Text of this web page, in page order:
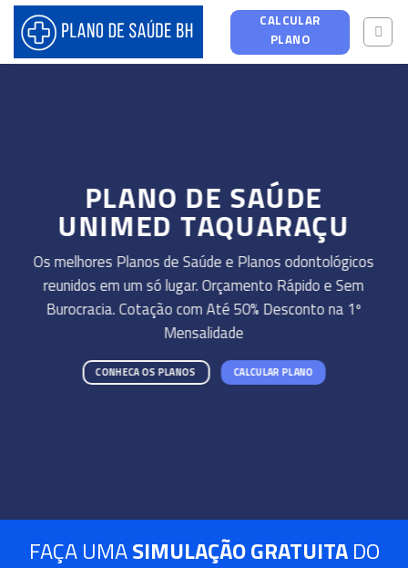
Skip
content
CALCULAR
PLANO
PLANO DE SAÚDE
UNIMED TAQUARAÇU
Os melhores Planos de Saúde e Planos odontológicos
reunidos em um só lugar. Orçamento Rápido e Sem
Burocracia. Cotação com Até 50% Desconto na 1º
Mensalidade
CONHECA OS PLANOS CALCULAR PLANO
FAÇA UMASIMULAÇÃO GRATUITADO